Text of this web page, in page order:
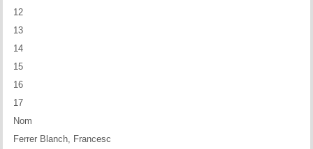
Memòries
Teoria i problemes
12
13
14
15
16
17
Nom
Ferrer Blanch, Francesc